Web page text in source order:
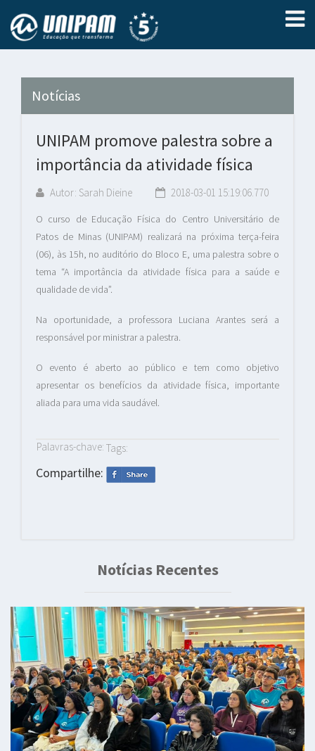
Notícias
UNIPAM promove palestra sobre a
importância da atividade física
Autor: Sarah Dieine 2018-03-01 15:19:06.770
O curso de Educação Física do Centro Universitário de
Patos de Minas (UNIPAM) realizará na próxima terça-feira
(06), às 15h, no auditório do Bloco E, uma palestra sobre o
tema “A importância da atividade física para a saúde e
qualidade de vida”.
Na oportunidade, a professora Luciana Arantes será a
responsável por ministrar a palestra.
O evento é aberto ao público e tem como objetivo
apresentar os benefícios da atividade física, importante
aliada para uma vida saudável.
Palavras-chave: Tags:
Compartilhe:
Notícias Recentes